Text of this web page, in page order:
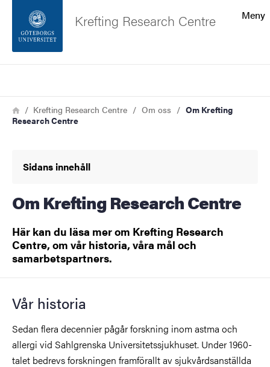
Sidfoten
Om webbplatsen
Meny
Krefting Research Centre
Länkstig
HemKrefting Research Centre Om oss
Om Krefting
Research Centre
Sidans innehåll
Om Krefting Research Centre
Här kan du läsa mer om Krefting Research
Centre, om vår historia, våra mål och
samarbetspartners.
Vår historia
Sedan flera decennier pågår forskning inom astma och
allergi vid Sahlgrenska Universitetssjukhuset. Under 1960-
talet bedrevs forskningen framförallt av sjukvårdsanställda